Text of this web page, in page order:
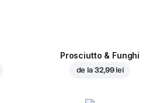
Prosciutto & Funghi
de la 32,99 lei